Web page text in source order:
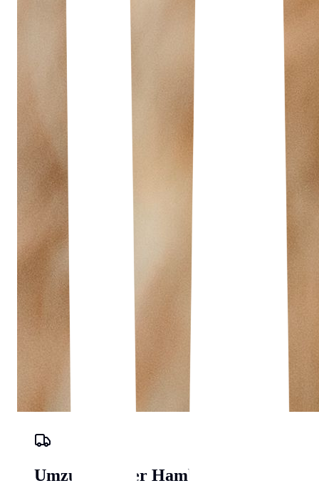
Umzugs-Planer Hamburg